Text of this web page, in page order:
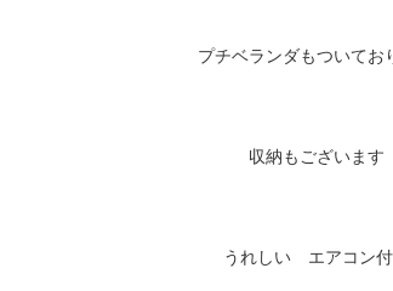
プチベランダもついてお
収納もございます
うれしい エアコン付